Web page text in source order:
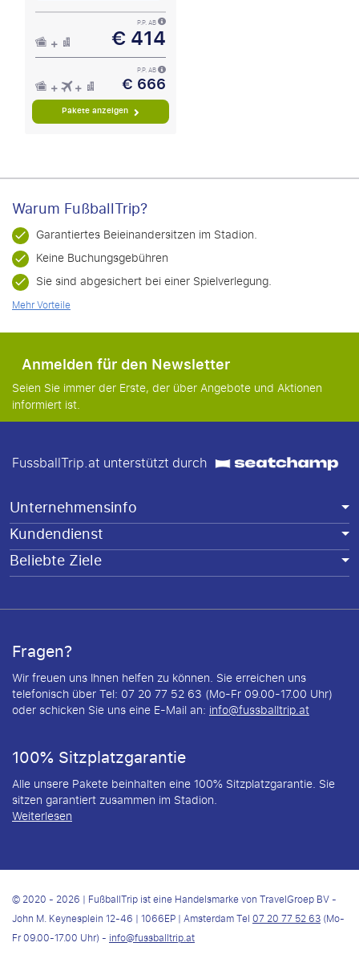
P.P. AB
€ 414
P.P. AB
€ 666
Pakete anzeigen
Warum FußballTrip?
Garantiertes Beieinandersitzen im Stadion.
Keine Buchungsgebühren
Sie sind abgesichert bei einer Spielverlegung.
Mehr Vorteile
Anmelden für den Newsletter
Seien Sie immer der Erste, der über Angebote und Aktionen
informiert ist.
FussballTrip.at unterstützt durch
Unternehmensinfo
Kundendienst
Beliebte Ziele
Fragen?
Wir freuen uns Ihnen helfen zu können. Sie erreichen uns
telefonisch über Tel: 07 20 77 52 63 (Mo-Fr 09.00-17.00 Uhr)
oder schicken Sie uns eine E-Mail an: info@fussballtrip.at
100% Sitzplatzgarantie
Alle unsere Pakete beinhalten eine 100% Sitzplatzgarantie. Sie
sitzen garantiert zusammen im Stadion.
Weiterlesen
© 2020 - 2026 | FußballTrip ist eine Handelsmarke von TravelGroep BV -
John M. Keynesplein 12-46 | 1066EP | Amsterdam Tel07 20 77 52 63(Mo-
Fr 09.00-17.00 Uhr) -info@fussballtrip.at